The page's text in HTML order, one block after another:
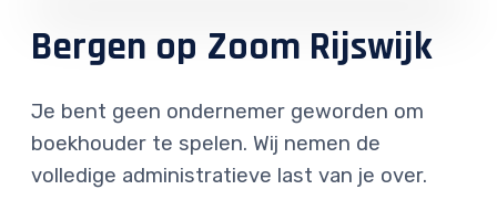
Bergen op Zoom Rijswijk
Je bent geen ondernemer geworden om
boekhouder te spelen. Wij nemen de
volledige administratieve last van je over.